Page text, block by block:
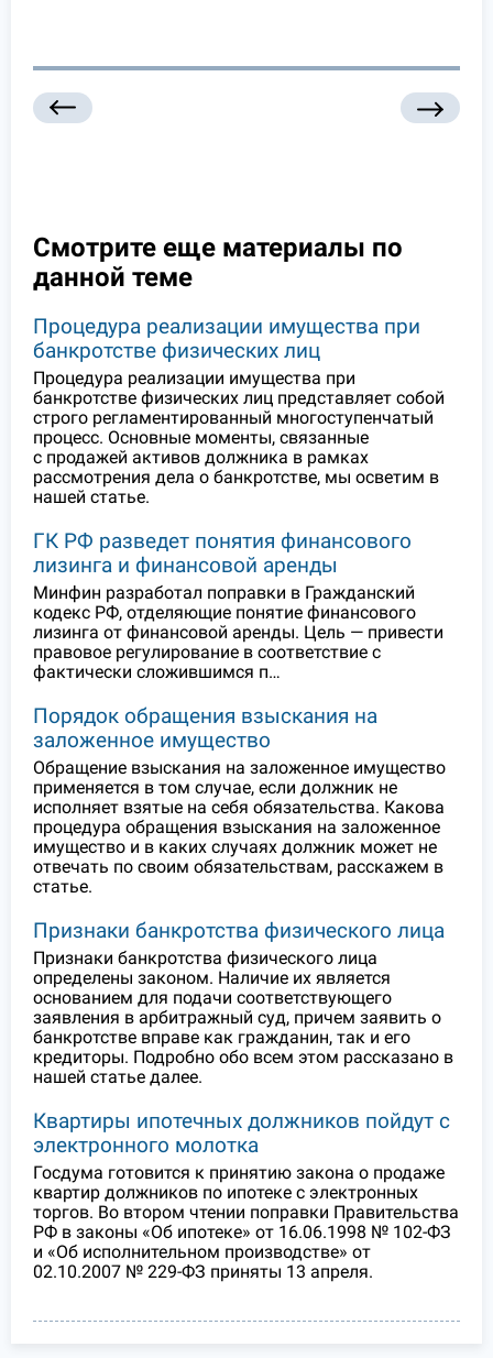
Смотрите еще материалы по
данной теме
Процедура реализации имущества при
банкротстве физических лиц
Процедура реализации имущества при
банкротстве физических лиц представляет собой
строго регламентированный многоступенчатый
процесс. Основные моменты, связанные
с продажей активов должника в рамках
рассмотрения дела о банкротстве, мы осветим в
нашей статье.
ГК РФ разведет понятия финансового
лизинга и финансовой аренды
Минфин разработал поправки в Гражданский
кодекс РФ, отделяющие понятие финансового
лизинга от финансовой аренды. Цель — привести
правовое регулирование в соответствие с
фактически сложившимся п…
Порядок обращения взыскания на
заложенное имущество
Обращение взыскания на заложенное имущество
применяется в том случае, если должник не
исполняет взятые на себя обязательства. Какова
процедура обращения взыскания на заложенное
имущество и в каких случаях должник может не
отвечать по своим обязательствам, расскажем в
статье.
Признаки банкротства физического лица
Признаки банкротства физического лица
определены законом. Наличие их является
основанием для подачи соответствующего
заявления в арбитражный суд, причем заявить о
банкротстве вправе как гражданин, так и его
кредиторы. Подробно обо всем этом рассказано в
нашей статье далее.
Квартиры ипотечных должников пойдут с
электронного молотка
Госдума готовится к принятию закона о продаже
квартир должников по ипотеке с электронных
торгов. Во втором чтении поправки Правительства
РФ в законы «Об ипотеке» от 16.06.1998 № 102-ФЗ
и «Об исполнительном производстве» от
02.10.2007 № 229-ФЗ приняты 13 апреля.